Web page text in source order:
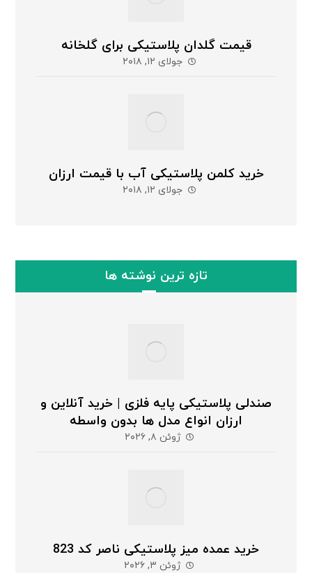
قیمت گلدان پلاستیکی برای گلخانه
جولای ۱۲, ۲۰۱۸
خرید کلمن پلاستیکی آب با قیمت ارزان
جولای ۱۲, ۲۰۱۸
تازه ترین نوشته ها
صندلی پلاستیکی پایه فلزی | خرید آنلاین و
ارزان انواع مدل ها بدون واسطه
ژوئن ۸, ۲۰۲۶
خرید عمده میز پلاستیکی ناصر کد 823
ژوئن ۳, ۲۰۲۶